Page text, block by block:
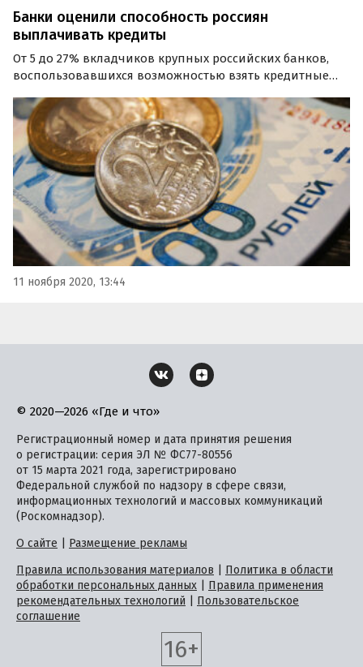
Банки оценили способность россиян
выплачивать кредиты
От 5 до 27% вкладчиков крупных российских банков,
воспользовавшихся возможностью взять кредитные
прежнему графику выплат.
11 ноября 2020, 13:44
© 2020—2026 «Где и что»
Регистрационный номер и дата принятия решения
о регистрации: серия ЭЛ № ФС77-80556
от 15 марта 2021 года, зарегистрировано
Федеральной службой по надзору в сфере связи,
информационных технологий и массовых коммуникаций
(Роскомнадзор).
О сайте
Размещение рекламы
Правила использования материалов
Политика в области
обработки персональных данных
Правила применения
рекомендательных технологий
Пользовательское
соглашение
16+